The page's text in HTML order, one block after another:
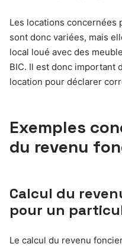
Les locations concernées
sont donc variées, mais
local loué avec des
BIC. Il est donc important
location pour déclarer
Exemples
du revenu
Calcul du
pour un
Le calcul du revenu